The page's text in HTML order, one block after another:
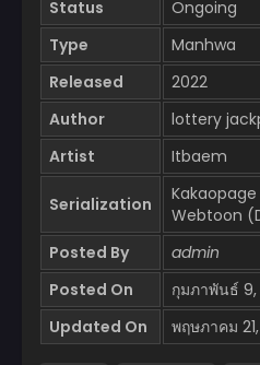
Status
Ongoing
Type
Manhwa
Released
2022
Author
lottery
Artist
Itbaem
Serialization
Webtoon
Posted By
admin
Posted On
กุมภาพันธ์ 9,
Updated On
พฤษภาคม